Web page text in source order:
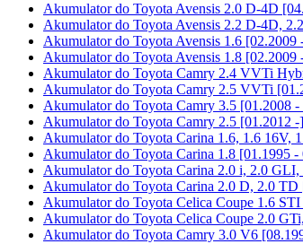
Akumulator do Toyota Avensis 2.0 D-4D
Akumulator do Toyota Avensis 2.2 D-4D,
Akumulator do Toyota Avensis 1.6 [02.2009
Akumulator do Toyota Avensis 1.8 [02.2009
Akumulator do Toyota Camry 2.4 VVTi
Akumulator do Toyota Camry 2.5 VVTi
Akumulator do Toyota Camry 3.5 [01.2008 -
Akumulator do Toyota Camry 2.5 [01.2012 -]
Akumulator do Toyota Carina 1.6, 1.6 16V,
Akumulator do Toyota Carina 1.8 [01.1995 -
Akumulator do Toyota Carina 2.0 i, 2.0
Akumulator do Toyota Carina 2.0 D, 2.0
Akumulator do Toyota Celica Coupe 1.6
Akumulator do Toyota Celica Coupe 2.0
Akumulator do Toyota Camry 3.0 V6